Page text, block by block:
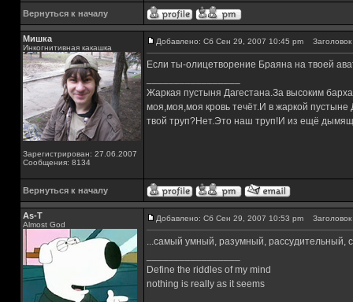
Вернуться к началу
Мишка
Инкогнитивная какашка
Зарегистрирован: 27.06.2007
Сообщения: 8134
Добавлено: Сб Сен 29, 2007 10:45 pm
Если ты-олицетворение Браяна на твоей
Жаркая пустыня Дагестана.За высоким
моя,моя,моя кровь течёт.И в жаркой
твой труп?Нет.Это наш труп!И из ещё
Вернуться к началу
As-T
Almost God
Добавлено: Сб Сен 29, 2007 10:53 pm
...самый умный, разумный,
Define the riddles of my mind
nothing is really as it seems